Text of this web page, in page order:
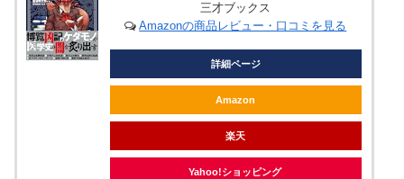
三才ブックス
Amazonの商品レビュー・口コミを見る
詳細ページ
Amazon
楽天
Yahoo!ショッピング